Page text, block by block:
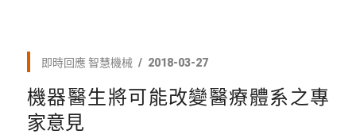
即時回應 智慧機械 2018-03-27
機器醫生將可能改變醫療體系之專
家意見